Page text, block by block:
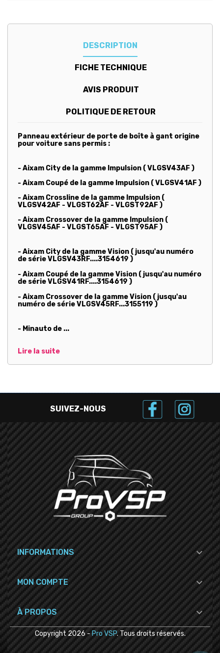
DESCRIPTION
FICHE TECHNIQUE
AVIS PRODUIT
POLITIQUE DE RETOUR
Panneau extérieur de porte de boîte à gant origine
pour voiture sans permis :
- Aixam City de la gamme Impulsion ( VLGSV43AF )
- Aixam Coupé de la gamme Impulsion ( VLGSV41AF )
- Aixam Crossline de la gamme Impulsion (
VLGSV42AF - VLGST62AF - VLGST92AF )
- Aixam Crossover de la gamme Impulsion (
VLGSV45AF - VLGST65AF - VLGST95AF )
- Aixam City de la gamme Vision ( jusqu'au numéro
de série VLGSV43RF....3154619 )
- Aixam Coupé de la gamme Vision ( jusqu'au numéro
de série VLGSV41RF....3154619 )
- Aixam Crossover de la gamme Vision ( jusqu'au
numéro de série VLGSV45RF...3155119 )
- Minauto de ...
Lire la suite
SUIVEZ-NOUS
INFORMATIONS 
MON COMPTE 
À PROPOS 
Copyright2026-Pro VSP. Tous droits réservés.